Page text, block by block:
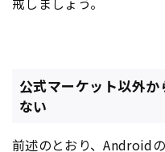
公式マーケット以外
ない
前述のとおり、Android